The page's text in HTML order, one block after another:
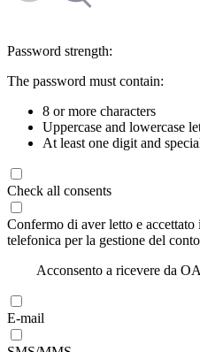
Password strength:
The password must contain:
8 or more characters
Uppercase and lowercase
At least one digit and
Check all consents
Confermo di aver letto e accettato i
telefonica per la gestione del
Acconsento a ricevere da
E-mail